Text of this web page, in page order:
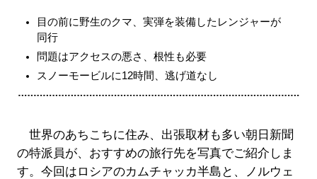
目の前に野生のクマ、実弾を装備したレンジャーが
同行
問題はアクセスの悪さ、根性も必要
スノーモービルに12時間、逃げ道なし
世界のあちこちに住み、出張取材も多い朝⽇新聞
の特派員が、おすすめの旅行先を写真でご紹介しま
す。今回はロシアのカムチャッカ半島と、ノルウェ